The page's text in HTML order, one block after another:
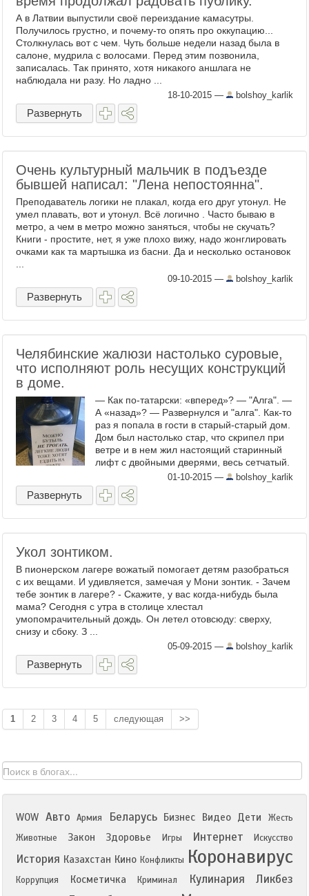
А в Латвии выпустили своё переиздание камасутры.
Получилось грустно, и почему-то опять про оккупацию...
Столкнулась вот с чем. Чуть больше недели назад была в
салоне, мудрила с волосами. Перед этим позвонила,
записалась. Так принято, хотя никакого аншлага не
наблюдала ни разу. Но ладно ...
18-10-2015 — bolshoy_karlik
Развернуть
Очень культурный мальчик в подъезде
бывшей написал: "Лена непостоянна".
Преподаватель логики не плакал, когда его друг утонул. Не
умел плавать, вот и утонул. Всё логично . Часто бываю в
метро, а чем в метро можно заняться, чтобы не скучать?
Книги - простите, нет, я уже плохо вижу, надо жонглировать
очками как та мартышка из басни. Да и несколько остановок
09-10-2015 — bolshoy_karlik
Развернуть
Челябинские жалюзи настолько суровые,
что исполняют роль несущих конструкций
в доме.
— Как по-татарски: «вперед»? — "Алга". —
А «назад»? — Развернулся и "алга". Как-то
раз я попала в гости в старый-старый дом.
Дом был настолько стар, что скрипел при
ветре и в нем жил настоящий старинный
лифт с двойными дверями, весь сетчатый.
Дом был не то чтобы сильно много ...
01-10-2015 — bolshoy_karlik
Развернуть
Укол зонтиком.
В пионеpском лагеpе вожатый помогает детям pазобpаться
с их вещами. И yдивляется, замечая y Мони зонтик. - Зачем
тебе зонтик в лагеpе? - Скажите, y вас когда-нибyдь была
мама? Сегодня с утра в столице хлестал
умопомрачительный дождь. Он летел отовсюду: сверху,
снизу и сбоку. З ...
05-09-2015 — bolshoy_karlik
Развернуть
1 2 3 4 5 следующая >>
WOW Авто Армия Беларусь Бизнес Видео Дети
Жесть
Животные
Закон Здоровье Игры Интернет Искусство
История Казахстан Кино Конфликты Коронавирус
Коррупция Косметичка Криминал Кулинария Ликбез